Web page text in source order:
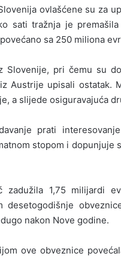
ovlašćene su za
sati tražnja je
sa 250 miliona
Slovenije, pri čemu su
Austrije upisali ostatak.
a slijede osiguravajuća
prati
stopom i dopunjuje
1,75 milijardi
desetogodišnje
nakon Nove godine.
ove obveznice